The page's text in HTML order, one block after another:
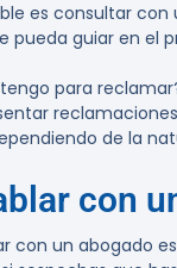
es consultar con
pueda guiar en el
para
de la
con
con un abogado